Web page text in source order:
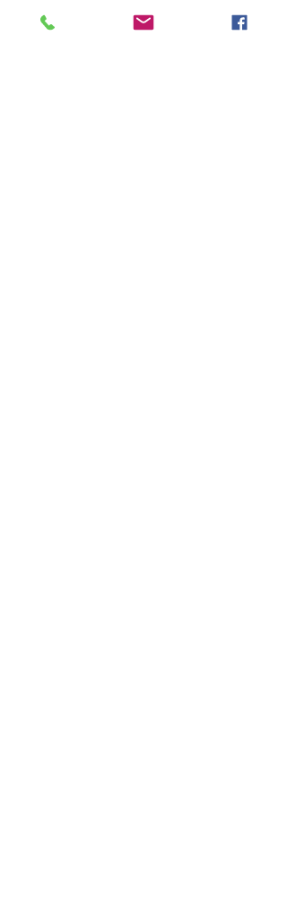
detenidos se encuentra Carlos Iván “N”,
identificado como dirigente del grupo.